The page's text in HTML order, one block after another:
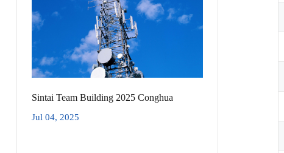
Sintai Team Building 2025 Conghua
Jul 04, 2025